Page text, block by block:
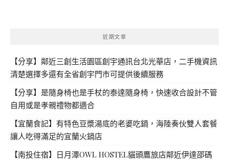
近期文章
【分享】鄰近三創生活園區創宇通訊台北光華店，二手機資訊
清楚選擇多還有全省創宇門市可提供後續服務
【分享】是隨身椅也是手杖的泰達隨身椅，快速收合設計不管
自用或是孝親禮物都適合
【宜蘭食記】有特色豆漿湯底的老婆吃鍋，海陸奏伙雙人套餐
讓人吃得滿足的宜蘭火鍋店
【南投住宿】日月潭OWL HOSTEL貓頭鷹旅店鄰近伊達邵碼